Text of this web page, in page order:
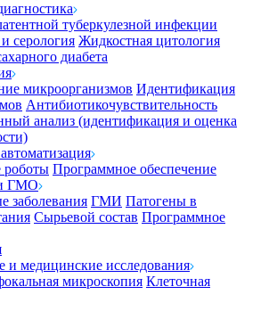
туберкулезной инфекции
серология Жидкостная цитология
диабета
микроорганизмов Идентификация
Антибиотикочувствительность
анализ (идентификация и оценка
роботы Программное обеспечение
ГМО
заболевания ГМИ Патогены в
Сырьевой состав Программное
и медицинские исследования
микроскопия Клеточная